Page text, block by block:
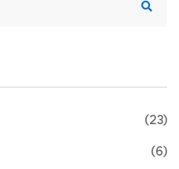
организациями в
(23)
(6)